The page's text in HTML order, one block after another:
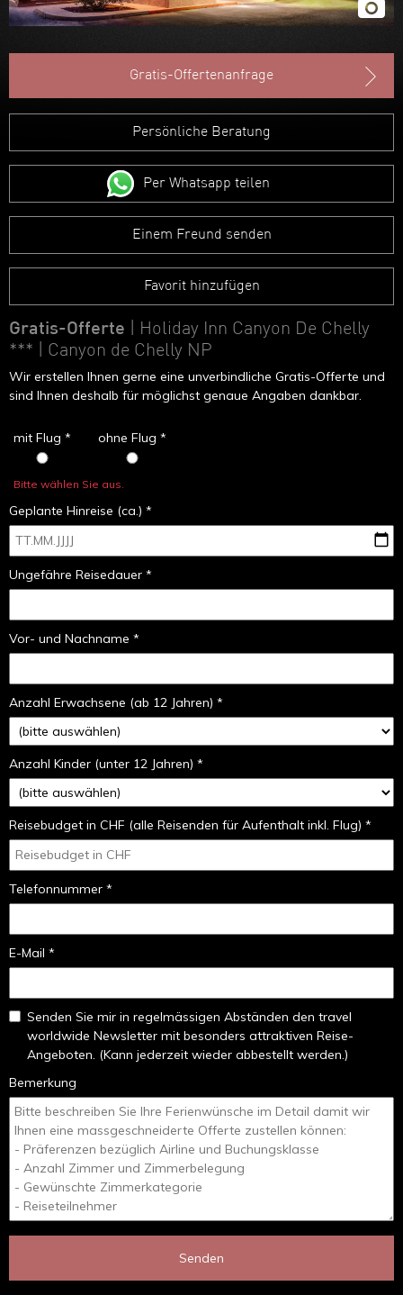
Gratis-Offertenanfrage
Persönliche Beratung
Per Whatsapp teilen
Einem Freund senden
Favorit hinzufügen
Gratis-Offerte | Holiday Inn Canyon De Chelly
***
| Canyon de Chelly NP
Wir erstellen Ihnen gerne eine unverbindliche Gratis-Offerte und
sind Ihnen deshalb für möglichst genaue Angaben dankbar.
mit Flug * ohne Flug *
Bitte wählen Sie aus.
Geplante Hinreise (ca.) *
Ungefähre Reisedauer *
Vor- und Nachname *
Anzahl Erwachsene (ab 12 Jahren) *
Anzahl Kinder (unter 12 Jahren) *
Reisebudget in CHF (alle Reisenden für Aufenthalt inkl. Flug) *
Telefonnummer *
E-Mail *
Senden Sie mir in regelmässigen Abständen den travel
worldwide Newsletter mit besonders attraktiven Reise-
Angeboten. (Kann jederzeit wieder abbestellt werden.)
Bemerkung
Senden